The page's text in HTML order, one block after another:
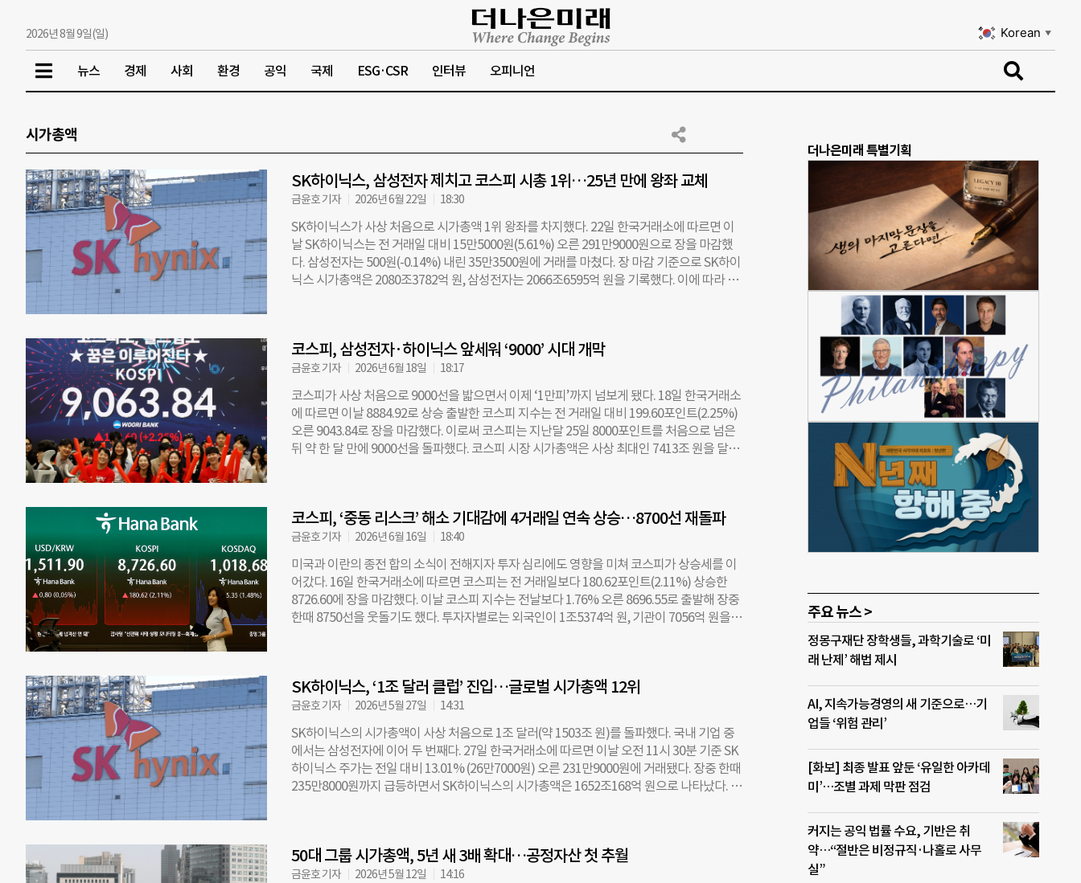
2026년 8월 9일(일) Korean ▼
뉴스 경제 사회 환경 공익 국제 ESG·CSR 인터뷰 오피니언
시가총액
SK하이닉스, 삼성전자 제치고 코스피 시총 1위…25년 만에 왕좌 교체
금윤호 기자 2026년 6월 22일 18:30
SK하이닉스가 사상 처음으로 시가총액 1위 왕좌를 차지했다. 22일 한국거래소에 따르면 이
날 SK하이닉스는 전 거래일 대비 15만5000원(5.61%) 오른 291만9000원으로 장을 마감했
다. 삼성전자는 500원(-0.14%) 내린 35만3500원에 거래를 마쳤다. 장 마감 기준으로 SK하이
닉스 시가총액은 2080조3782억 원, 삼성전자는 2066조6595억 원을 기록했다. 이에 따라 코
만 개별 종목으로 보지 않고 삼성전자 우선주(삼성전자우·180조7341억 원)을 포함한 기업
전체 시총으로 따지면 시총 순위는 여전히 삼성전자가 1위, SK하이닉스가 2위다. 한편 이날
코스피 지수는 전 거래일과 비교해 62.13포인트(0.69%) 오른 9114.55로 장을 마쳤다. 종가
기준으로 9100선을 넘은 것은 사상 처음이다. 코스닥은 전 거래일보다 1.81포인트(0.19%)
오른 968.40으로 거래를 마쳤다.
코스피, 삼성전자·하이닉스 앞세워 ‘9000’ 시대 개막
금윤호 기자 2026년 6월 18일 18:17
코스피가 사상 처음으로 9000선을 밟으면서 이제 ‘1만피’까지 넘보게 됐다. 18일 한국거래소
에 따르면 이날 8884.92로 상승 출발한 코스피 지수는 전 거래일 대비 199.60포인트(2.25%)
오른 9043.84로 장을 마감했다. 이로써 코스피는 지난달 25일 8000포인트를 처음으로 넘은
뒤 약 한 달 만에 9000선을 돌파했다. 코스피 시장 시가총액은 사상 최대인 7413조 원을 달성
관은 이와 달리 개인과 기관은 각각 3753억 원, 7779억 원 순매도했다. 이날 코스피 지수는 국
내 반도체주가 상승세를 이끌었다. 시총 1위 삼성전자는 전 거래일 대비 6.51% 상승한 36만
2500원, 시총 2위 SK하이닉스는 6.51% 오른 268만5000원에 거래를 마쳤다. 특히 SK하이닉
스는 이날 7세대 HBME 12단 샘플 공급 소식을 전하면서 장중 273만8000원까지 오르는 등
상승을 거듭하는 모습을 보이기도 했다. 이외에도 SK스퀘어(6.52%)와 삼성전기(8.27%), 삼
성생명(4.02%) 등이 오름세를 나타냈다. 반면 현대차(-2.75%), LG에너지솔루션(-3.85%), 삼
성물산(-0.92%), HD현대중공업(-3.25%) 등은 하락했다. 이날 코스피 9000 돌파 행사에 참석
를 단축하고, 24시간 거래체계 구축, 영문공시 활성화 등 국제 정합성에 부합하는 제도 개선
을 추진하겠다”며 “부실기업 적시 퇴출과 불공정거래에 대한 엄정한 감시,
코스피, ‘중동 리스크’ 해소 기대감에 4거래일 연속 상승…8700선 재돌파
금윤호 기자 2026년 6월 16일 18:40
미국과 이란의 종전 합의 소식이 전해지자 투자 심리에도 영향을 미쳐 코스피가 상승세를 이
어갔다. 16일 한국거래소에 따르면 코스피는 전 거래일보다 180.62포인트(2.11%) 상승한
8726.60에 장을 마감했다. 이날 코스피 지수는 전날보다 1.76% 오른 8696.55로 출발해 장중
한때 8750선을 웃돌기도 했다. 투자자별로는 외국인이 1조5374억 원, 기관이 7056억 원을
돌파했다 238만2000원으로 거래를 마쳤다. 이에 힘입어 SK그룹의 총 시가총액은 2000조 원
을 넘어섰다. 시총 1위 삼성전자는 전 거래일 대비 1.78% 상승해 34만3000원에 장을 마쳤다.
반면 코스닥 지수는 15.35포인트(1.48%) 떨어져 1018.68을 나타냈다. 이날 코스닥 시장에서
외국인과 기관은 각각 3095억 원과 4630억 원을 순매도했다. 개인은 7841억 원을 순매수했
다. 이날 원·달러 환율은 전 거래일보다 0.5원 오른 1511.6원에 주간 거래를 마감했다. 금윤호
더나은미래 기자
SK하이닉스, ‘1조 달러 클럽’ 진입…글로벌 시가총액 12위
금윤호 기자 2026년 5월 27일 14:31
SK하이닉스의 시가총액이 사상 처음으로 1조 달러(약 1503조 원)를 돌파했다. 국내 기업 중
에서는 삼성전자에 이어 두 번째다. 27일 한국거래소에 따르면 이날 오전 11시 30분 기준 SK
하이닉스 주가는 전일 대비 13.01% (26만7000원) 오른 231만9000원에 거래됐다. 장중 한때
235만8000원까지 급등하면서 SK하이닉스의 시가총액은 1652조168억 원으로 나타났다. 이
TSMC(대만)에 이어 아시아에서 두 번째로 시가총액 1조 달러 클럽에 진입했다. SK하이닉스
의 글로벌 시가총액 순위도 크게 상승했다. 글로벌 시가총액 집계 사이트 컴퍼니즈마켓캡
50대 그룹 시가총액, 5년 새 3배 확대…공정자산 첫 추월
금윤호 기자 2026년 5월 12일 14:16
더나은미래 특별기획
주요 뉴스 >
정몽구재단 장학생들, 과학기술로 ‘미
래 난제’ 해법 제시
AI, 지속가능경영의 새 기준으로…기
업들 ‘위험 관리’
[화보] 최종 발표 앞둔 ‘유일한 아카데
미’…조별 과제 막판 점검
커지는 공익 법률 수요, 기반은 취
약…“절반은 비정규직·나홀로 사무
실”